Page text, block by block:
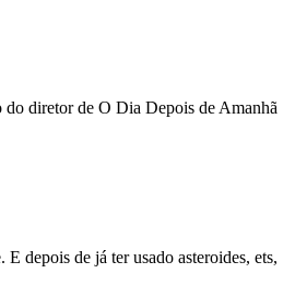
diretor de O Dia Depois de Amanhã
depois de já ter usado asteroides, ets,